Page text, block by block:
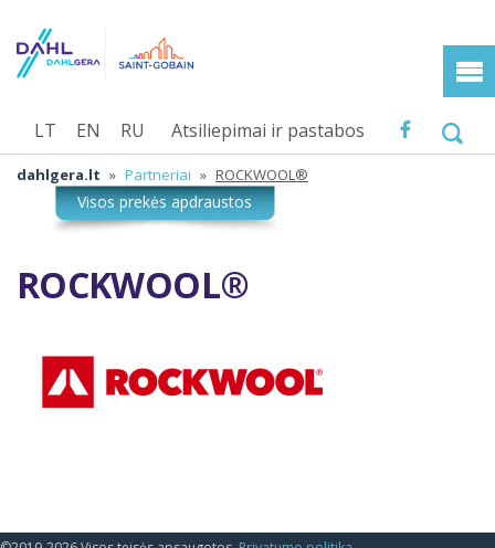
Atsiliepimai ir pastabos
LT EN RU
dahlgera.lt » Partneriai » ROCKWOOL®
ROCKWOOL®